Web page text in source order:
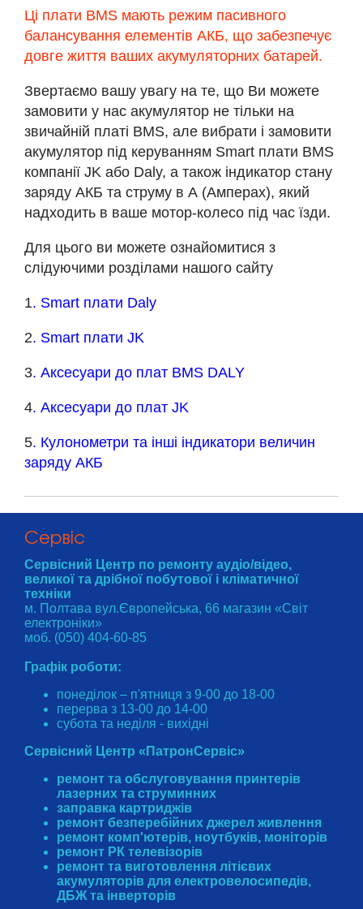
Ці плати BMS мають режим пасивного
балансування елементів АКБ, що забезпечує
довге життя ваших акумуляторних батарей.
Звертаємо вашу увагу на те, що Ви можете
замовити у нас акумулятор не тільки на
звичайній платі BMS, але вибрати і замовити
акумулятор під керуванням Smart плати BMS
компанії JK або Daly, а також індикатор стану
заряду АКБ та струму в А (Амперах), який
надходить в ваше мотор-колесо під час їзди.
Для цього ви можете ознайомитися з
слідуючими розділами нашого сайту
1. Smart плати Daly
2. Smart плати JK
3. Аксесуари до плат BMS DALY
4. Аксесуари до плат JK
5. Кулонометри та інші індикатори величин
заряду АКБ
Cервіс
Сервісний Центр по ремонту аудіо/відео,
великої та дрібної побутової і кліматичної
техніки
м. Полтава вул.Європейська, 66 магазин «Світ
електроніки»
моб. (050) 404-60-85
Графік роботи:
понеділок – п'ятниця з 9-00 до 18-00
перерва з 13-00 до 14-00
субота та неділя - вихідні
Сервісний Центр «ПатронСервіс»
ремонт та обслуговування принтерів
лазерних та струминних
заправка картриджів
ремонт безперебійних джерел живлення
ремонт комп'ютерів, ноутбуків, моніторів
ремонт РК телевізорів
ремонт та виготовлення літієвих
акумуляторів для електровелосипедів,
ДБЖ та інверторів